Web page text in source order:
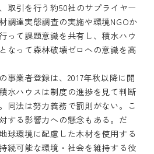
取引を行う約50社のサプライヤー
調達実態調査の実施や環境NGOか
って課題意識を共有し、積水ハウ
なって森林破壊ゼロへの意識を高
事業者登録は、2017年秋以降に開
水ハウスは制度の進捗を見て判断
同法は努力義務で罰則がない。こ
する影響力への懸念もある。だ
球環境に配慮した木材を使用する
続可能な環境・社会を維持する役